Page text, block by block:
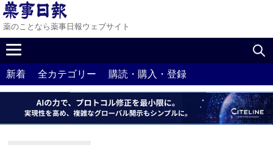
薬のことなら薬事日報ウェブサイト
新着 全カテゴリー 購読・購入・登録